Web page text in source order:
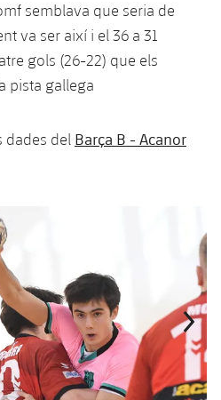
semblava que seria de
va ser així i el 36 a 31
gols (26-22) que els
pista gallega
dades del Barça B - Acanor